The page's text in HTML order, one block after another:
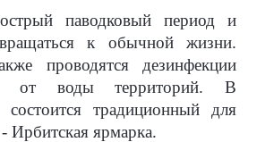
паводковый период и
к обычной жизни.
проводятся дезинфекции
от воды территорий. В
традиционный для
Ирбитская ярмарка.